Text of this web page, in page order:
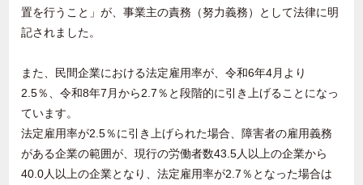
置を行うこと」が、事業主の責務（努力義務）として法律に明
記されました。
また、民間企業における法定雇用率が、令和6年4月より
2.5％、令和8年7月から2.7％と段階的に引き上げることになっ
ています。
法定雇用率が2.5％に引き上げられた場合、障害者の雇用義務
がある企業の範囲が、現行の労働者数43.5人以上の企業から
40.0人以上の企業となり、法定雇用率が2.7％となった場合は